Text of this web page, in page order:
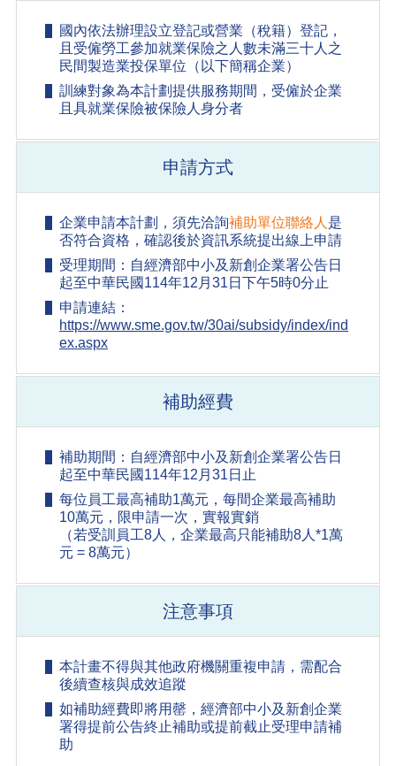
國內依法辦理設立登記或營業（稅籍）登記，
且受僱勞工參加就業保險之人數未滿三十人之
民間製造業投保單位（以下簡稱企業）
訓練對象為本計劃提供服務期間，受僱於企業
且具就業保險被保險人身分者
申請方式
企業申請本計劃，須先洽詢補助單位聯絡人 是
否符合資格，確認後於資訊系統提出線上申請
受理期間：自經濟部中小及新創企業署公告日
起至中華民國114年12月31日下午5時0分止
申請連結：
https://www.sme.gov.tw/30ai/subsidy/index/ind
ex.aspx
補助經費
補助期間：自經濟部中小及新創企業署公告日
起至中華民國114年12月31日止
每位員工最高補助1萬元，每間企業最高補助
10萬元，限申請一次，實報實銷
（若受訓員工8人，企業最高只能補助8人*1萬
元 = 8萬元）
注意事項
本計畫不得與其他政府機關重複申請，需配合
後續查核與成效追蹤
如補助經費即將用罄，經濟部中小及新創企業
署得提前公告終止補助或提前截止受理申請補
助